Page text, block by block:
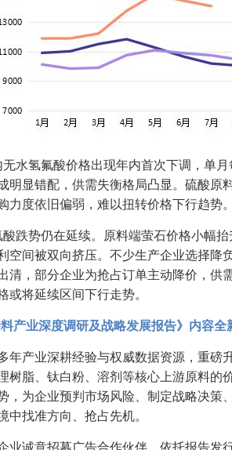
水氢氟酸价格出现年内首次下调，单
明显错配，供需失衡格局凸显。硫酸原
力度依旧偏弱，难以扭转价格下行趋势。
跌势仍在延续。原料端萤石价格小幅
空间被双向挤压。不少生产企业选择降
清，部分企业为抢占订单主动降价，供
或将延续区间下行走势。
料产业深度调研及战略发展报告》内容全
年产业深耕经验与权威数据资源，重磅
树脂、钛白粉、溶剂等核心上游原料的
，为企业预判市场风险、制定战略决策
中找准方向、抢占先机。
业诚意招募广告合作伙伴，依托报告发